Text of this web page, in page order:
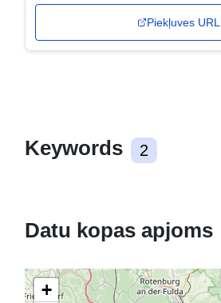
Piekļuves URL
Keywords 2
Datu kopas apjoms
+